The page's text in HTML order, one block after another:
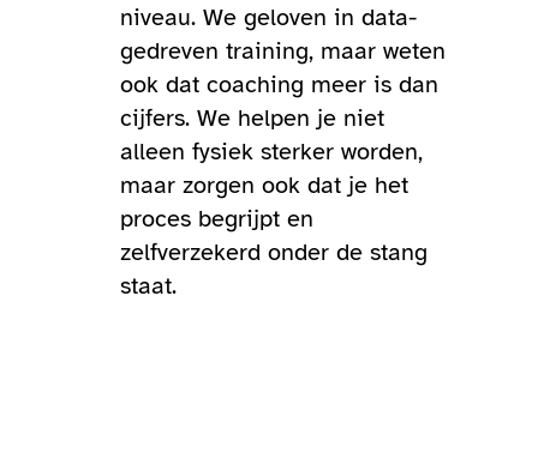
niveau. We geloven in data-
gedreven training, maar weten
ook dat coaching meer is dan
cijfers. We helpen je niet
alleen fysiek sterker worden,
maar zorgen ook dat je het
proces begrijpt en
zelfverzekerd onder de stang
staat.